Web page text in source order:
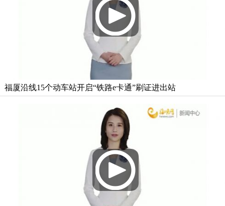
福厦沿线15个动车站开启“铁路e卡通”刷证进出站